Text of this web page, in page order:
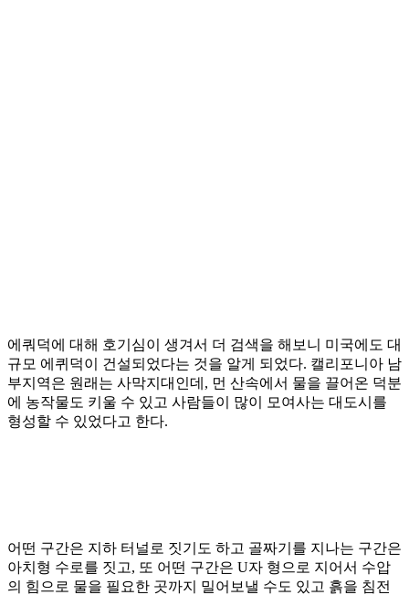
에쿼덕에 대해 호기심이 생겨서 더 검색을 해보니 미국에도 대
규모 에퀴덕이 건설되었다는 것을 알게 되었다. 캘리포니아 남
부지역은 원래는 사막지대인데, 먼 산속에서 물을 끌어온 덕분
에 농작물도 키울 수 있고 사람들이 많이 모여사는 대도시를
형성할 수 있었다고 한다.
어떤 구간은 지하 터널로 짓기도 하고 골짜기를 지나는 구간은
아치형 수로를 짓고, 또 어떤 구간은 U자 형으로 지어서 수압
의 힘으로 물을 필요한 곳까지 밀어보낼 수도 있고 흙을 침전